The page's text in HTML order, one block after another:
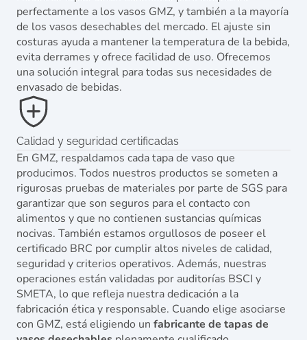
perfectamente a los vasos GMZ, y también a la mayoría
de los vasos desechables del mercado. El ajuste sin
costuras ayuda a mantener la temperatura de la bebida,
evita derrames y ofrece facilidad de uso. Ofrecemos
una solución integral para todas sus necesidades de
envasado de bebidas.
Calidad y seguridad certificadas
En GMZ, respaldamos cada tapa de vaso que
producimos. Todos nuestros productos se someten a
rigurosas pruebas de materiales por parte de SGS para
garantizar que son seguros para el contacto con
alimentos y que no contienen sustancias químicas
nocivas. También estamos orgullosos de poseer el
certificado BRC por cumplir altos niveles de calidad,
seguridad y criterios operativos. Además, nuestras
operaciones están validadas por auditorías BSCI y
SMETA, lo que refleja nuestra dedicación a la
fabricación ética y responsable. Cuando elige asociarse
con GMZ, está eligiendo un fabricante de tapas de